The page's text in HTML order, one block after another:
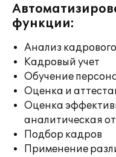
функции:
Анализ
Кадровый учет
Обучение
Оценка и
Оценка
аналитическая
Подбор кадров
Применение